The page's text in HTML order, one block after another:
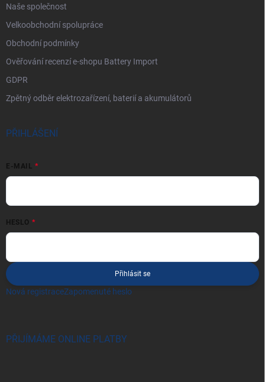
Naše společnost
Velkoobchodní spolupráce
Obchodní podmínky
Ověřování recenzí e-shopu Battery Import
GDPR
Zpětný odběr elektrozařízení, baterií a akumulátorů
PŘIHLÁŠENÍ
E-MAIL
HESLO
Přihlásit se
Nová registraceZapomenuté heslo
PŘIJÍMÁME ONLINE PLATBY